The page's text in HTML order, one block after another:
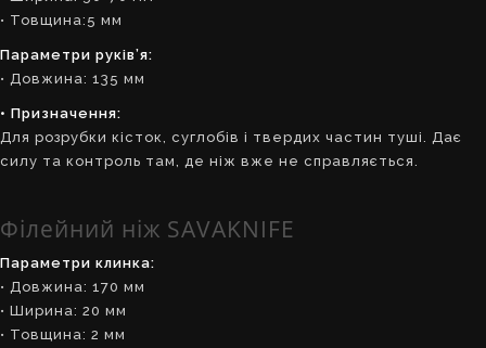
• Товщина:5 мм
Параметри руків’я:
• Довжина: 135 мм
• Призначення:
Для розрубки кісток, суглобів і твердих частин туші. Дає
силу та контроль там, де ніж вже не справляється.
Філейний ніж SAVAKNIFE
Параметри клинка:
• Довжина: 170 мм
• Ширина: 20 мм
• Товщина: 2 мм